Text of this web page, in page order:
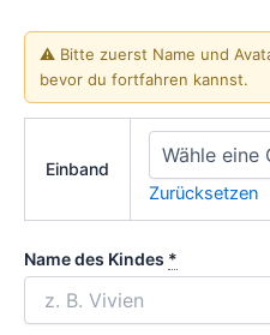
⚠️ Bitte zuerst Name und
bevor du fortfahren kannst.
Einband
Zurücksetzen
Name des Kindes *